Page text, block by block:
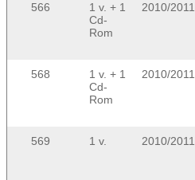
566
1 v. + 1
Cd-
Rom
2010/2011
568
1 v. + 1
Cd-
Rom
2010/2011
569 1 v. 2010/2011